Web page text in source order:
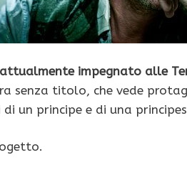
impegnato alle
senza titolo, che vede
un principe e di una